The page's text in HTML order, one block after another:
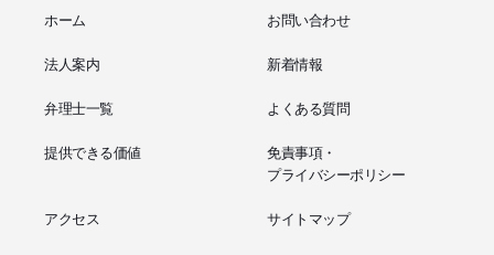
ホーム お問い合わせ
法人案内 新着情報
弁理士一覧 よくある質問
提供できる価値
免責事項・
プライバシーポリシー
アクセス サイトマップ